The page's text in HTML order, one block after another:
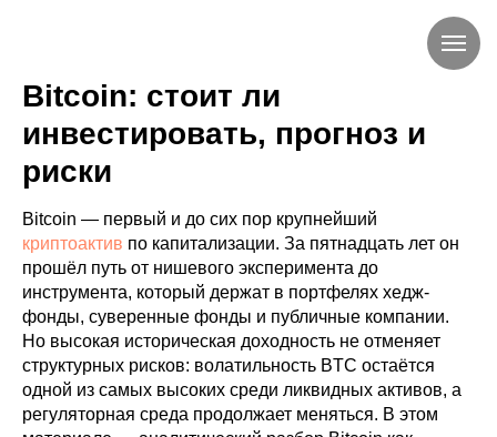
Bitcoin: стоит ли
инвестировать, прогноз и
риски
Bitcoin — первый и до сих пор крупнейший
криптоактив по капитализации. За пятнадцать лет он
прошёл путь от нишевого эксперимента до
инструмента, который держат в портфелях хедж-
фонды, суверенные фонды и публичные компании.
Но высокая историческая доходность не отменяет
структурных рисков: волатильность BTC остаётся
одной из самых высоких среди ликвидных активов, а
регуляторная среда продолжает меняться. В этом